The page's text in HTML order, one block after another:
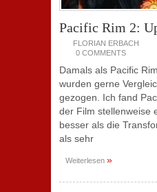
Pacific Rim 2:
FLORIAN ERBACH
0 COMMENTS
Damals als Pacific
wurden gerne
gezogen. Ich fand
der Film stellenweise
besser als die
als sehr
Weiterlesen »